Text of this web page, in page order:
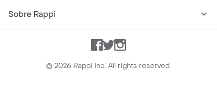
Sobre Rappi
Facebook
TwitterInstagram
© 2026 Rappi Inc. All rights reserved.